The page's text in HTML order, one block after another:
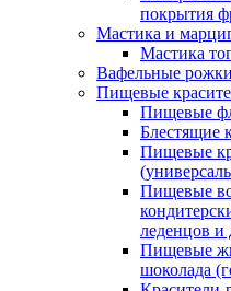
покрытия
Мастика и
Мастика
Вафельные
Пищевые
Пищевые
Блестящие
Пищевые
Пищевые
леденцов и
Пищевые
шоколада